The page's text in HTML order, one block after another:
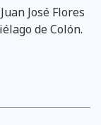
José Flores
de Colón.